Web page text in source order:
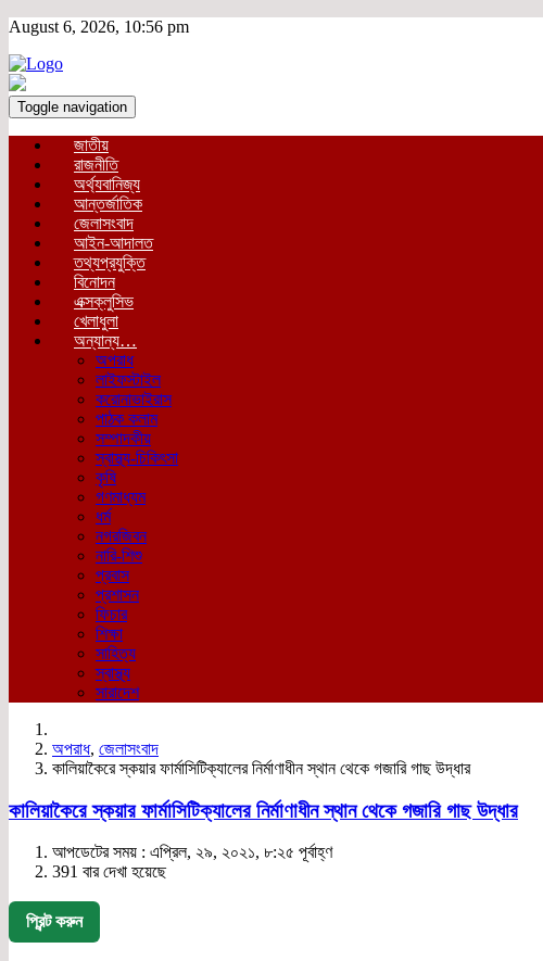
August 6, 2026, 10:56 pm
Toggle navigation
জাতীয়
রাজনীতি
অর্থ্যবানিজ্য
আন্তর্জাতিক
জেলাসংবাদ
আইন-আদালত
তথ্যপ্রযুক্তি
বিনোদন
এক্সক্লুসিভ
খেলাধুলা
অন্যান্য…
অপরাধ
লাইফস্টাইল
করোনাভাইরাস
পাঠক কলাম
সম্পাদকীয়
স্বাস্থ্য-চিকিৎসা
কৃষি
গণমাধ্যম
ধর্ম
নগরজিবন
নারি-শিশু
প্রবাস
প্রশাসন
ফিচার
শিক্ষা
সাহিত্য
স্বাস্থ্য
সারাদেশ
অপরাধ, জেলাসংবাদ
কালিয়াকৈরে স্কয়ার ফার্মাসিটিক্যালের নির্মাণাধীন স্থান থেকে গজারি গাছ উদ্ধার
কালিয়াকৈরে স্কয়ার ফার্মাসিটিক্যালের নির্মাণাধীন স্থান থেকে গজারি গাছ উদ্ধার
আপডেটের সময় : এপ্রিল, ২৯, ২০২১, ৮:২৫ পূর্বাহ্ণ
391 বার দেখা হয়েছে
প্রিন্ট করুন